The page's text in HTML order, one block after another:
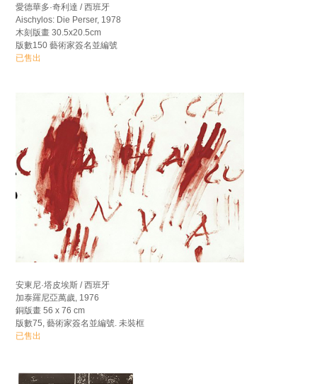
愛德華多·奇利達 / 西班牙
Aischylos: Die Perser, 1978
木刻版畫 30.5x20.5cm
版數150 藝術家簽名並編號
已售出
安東尼·塔皮埃斯 / 西班牙
加泰羅尼亞萬歲, 1976
銅版畫 56 x 76 cm
版數75, 藝術家簽名並編號. 未裝框
已售出